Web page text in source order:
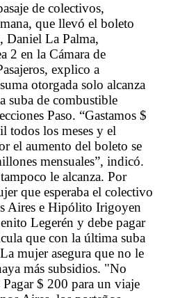
de colectivos,
que llevó el boleto
Daniel La Palma,
2 en la Cámara de
explico a
otorgada solo alcanza
suba de combustible
Paso. “Gastamos $
todos los meses y el
el aumento del boleto se
mensuales”, indicó.
le alcanza. Por
que esperaba el colectivo
Aires e Hipólito Irigoyen
Legerén y debe pagar
que con la última suba
mujer asegura que no le
más subsidios. "No
Pagar $ 200 para un viaje